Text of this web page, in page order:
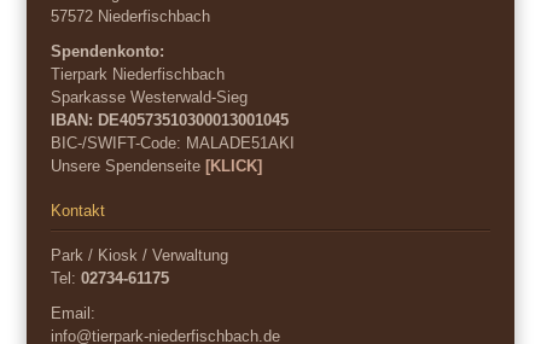
57572 Niederfischbach
Spendenkonto:
Tierpark Niederfischbach
Sparkasse Westerwald-Sieg
IBAN: DE40573510300013001045
BIC-/SWIFT-Code: MALADE51AKI
Unsere Spendenseite[KLICK]
Kontakt
Park / Kiosk / Verwaltung
Tel:02734-61175
Email:
info@tierpark-niederfischbach.de